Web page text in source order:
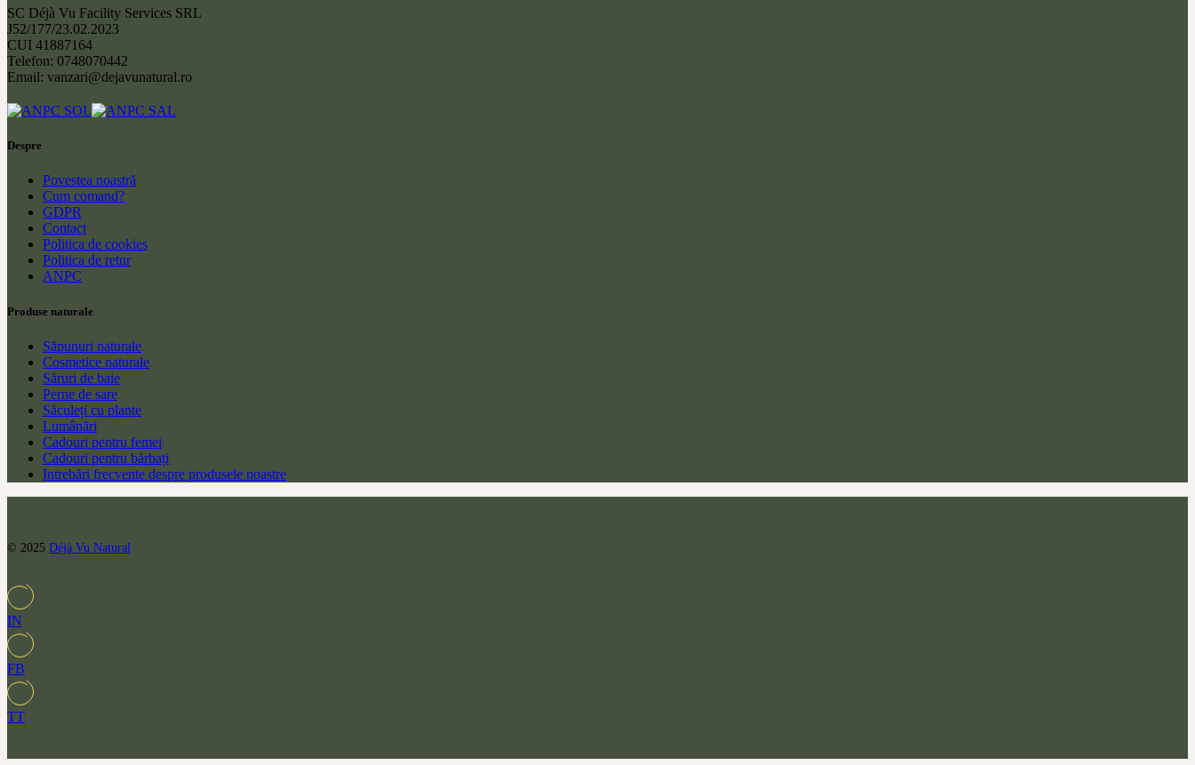
SC Déjà Vu Facility Services SRL
J52/177/23.02.2023
CUI 41887164
Telefon: 0748070442
Email: vanzari@dejavunatural.ro
Despre
Povestea noastră
Cum comand?
GDPR
Contact
Politica de cookies
Politica de retur
ANPC
Produse naturale
Săpunuri naturale
Cosmetice naturale
Săruri de baie
Perne de sare
Săculeți cu plante
Lumânări
Cadouri pentru femei
Cadouri pentru bărbați
Intrebări frecvente despre produsele noastre
© 2025 Déjà Vu Natural
IN
FB
TT